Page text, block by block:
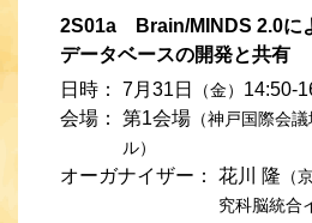
2S01a Brain/MINDS 2.0に
データベースの開発と共有
日時：
7月31日 （金） 14:50-
会場：
第1会場 （神戸国際会
ル）
オーガナイザー： 花川 隆 （
究科脳統合